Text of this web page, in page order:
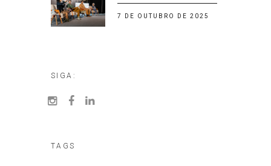
7 DE OUTUBRO DE 2025
SIGA:
TAGS